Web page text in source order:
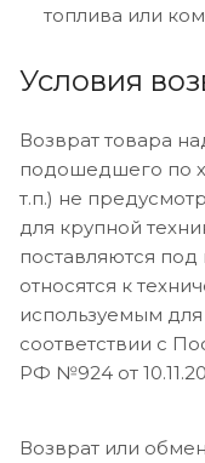
топлива или
Условия
Возврат товара
подошедшего по
т.п.) не
для крупной
поставляются
относятся к
используемым
соответствии с
РФ №924 от
Возврат или